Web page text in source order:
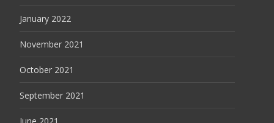
January 2022
November 2021
October 2021
September 2021